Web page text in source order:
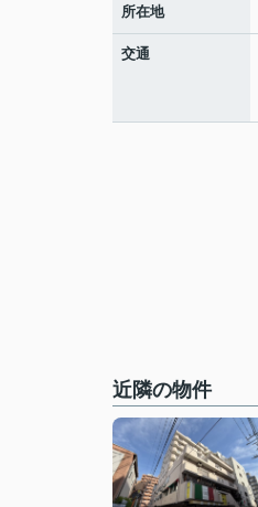
所在地
交通
近隣の物件